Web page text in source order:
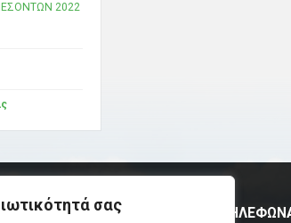
σας
2022
ΧΡΗΣΙΜΑ